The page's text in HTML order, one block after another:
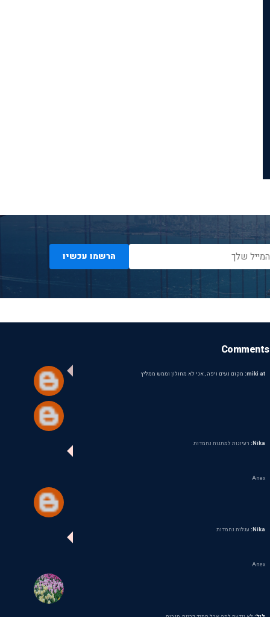
הרשמו עכשיו
Comments
miki at: מקום נעים ויפה , אני לא מחולון וממש ממליץ
Nika: רעיונות למתנות נחמדות
Anex
Nika: עגלות נחמדות
Anex